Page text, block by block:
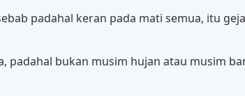
padahal keran pada mati semua, itu
bukan musim hujan atau musim